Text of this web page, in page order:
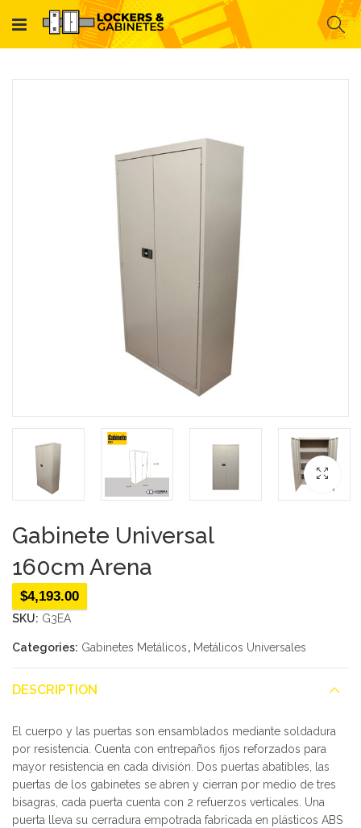
Gabinete Universal
160cm Arena
$4,193.00
SKU: G3EA
Categories: Gabinetes Metálicos, Metálicos Universales
DESCRIPTION
El cuerpo y las puertas son ensamblados mediante soldadura
por resistencia. Cuenta con entrepaños fijos reforzados para
mayor resistencia en cada división. Dos puertas abatibles, las
puertas de los gabinetes se abren y cierran por medio de tres
bisagras, cada puerta cuenta con 2 refuerzos verticales. Una
puerta lleva su cerradura empotrada fabricada en plásticos ABS